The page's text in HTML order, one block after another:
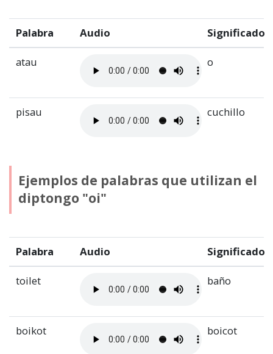
Palabra Audio Significado
atau o
pisau cuchillo
Ejemplos de palabras que utilizan el
diptongo "oi"
Palabra Audio Significado
toilet baño
boikot boicot